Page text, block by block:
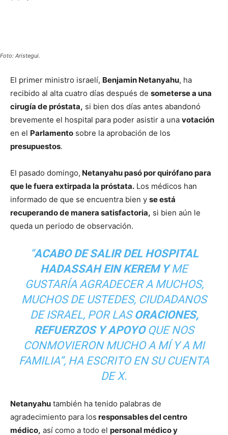
Foto: Aristegui.
El primer ministro israelí, Benjamin Netanyahu, ha
recibido al alta cuatro días después de someterse a una
cirugía de próstata, si bien dos días antes abandonó
brevemente el hospital para poder asistir a una votación
en el Parlamento sobre la aprobación de los
presupuestos.
El pasado domingo, Netanyahu pasó por quirófano para
que le fuera extirpada la próstata. Los médicos han
informado de que se encuentra bien y se está
recuperando de manera satisfactoria, si bien aún le
queda un periodo de observación.
“ACABO DE SALIR DEL HOSPITAL
HADASSAH EIN KEREM YME
GUSTARÍA AGRADECER A MUCHOS,
MUCHOS DE USTEDES, CIUDADANOS
DE ISRAEL, POR LASORACIONES,
REFUERZOS Y APOYOQUE NOS
CONMOVIERON MUCHO A MÍ Y A MI
FAMILIA”, HA ESCRITO EN SU CUENTA
DEX.
Netanyahu también ha tenido palabras de
agradecimiento para los responsables del centro
médico, así como a todo el personal médico y